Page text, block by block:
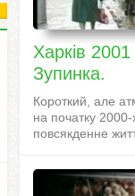
Харків
Зупинка.
Короткий, але
на початку
повсякденне